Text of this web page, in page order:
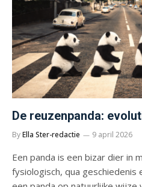
De reuzenpanda:
ByElla Ster-redactie 9 april 2026
Een panda is een bizar dier in
fysiologisch, qua geschiedenis